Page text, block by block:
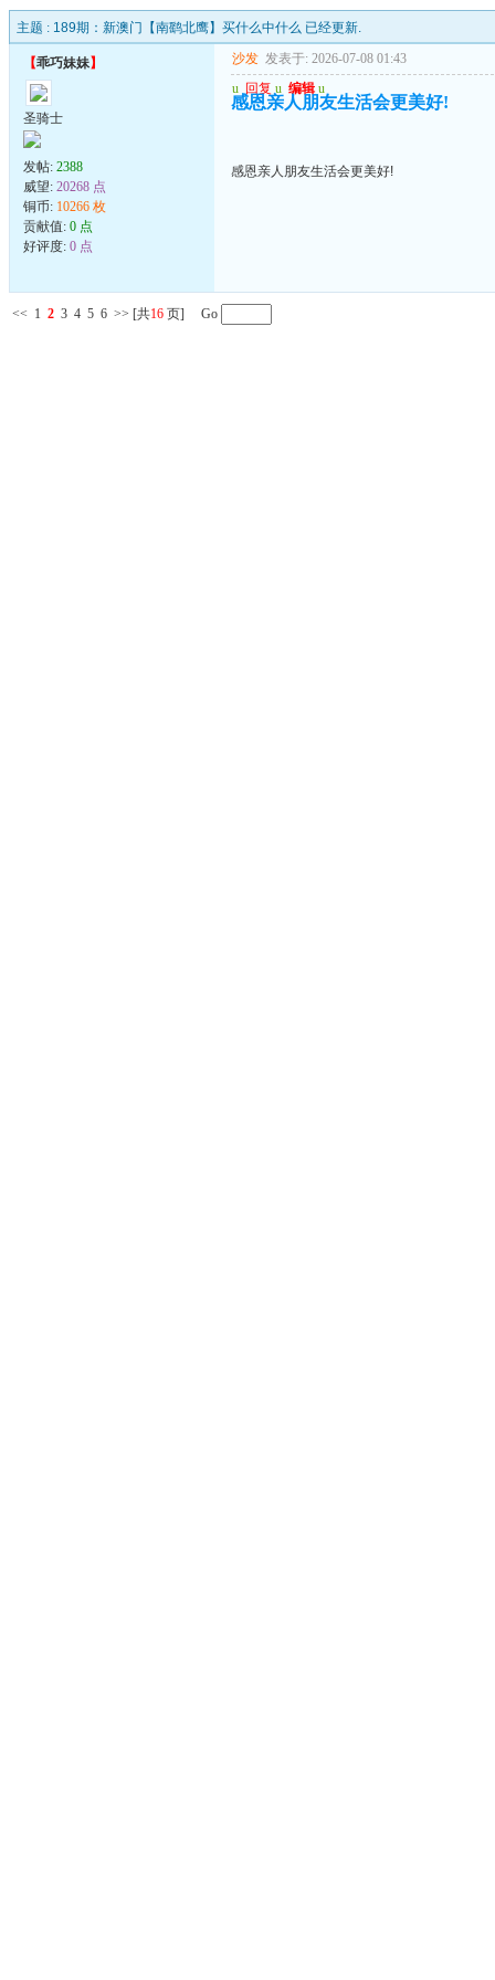
主题 : 189期：新澳门【南鹞北鹰】买什么中什么 已经更新.
【乖巧妹妹】
圣骑士
发帖: 2388
威望: 20268 点
铜币: 10266 枚
贡献值: 0 点
好评度: 0 点
沙发 发表于: 2026-07-08 01:43
u 回复 u 编辑 u
感恩亲人朋友生活会更美好!
感恩亲人朋友生活会更美好!
<< 1 2 3 4 5 6 >> [共16 页] Go